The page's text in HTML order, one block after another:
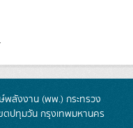
ลังงาน (พพ.) กระทรวง
ตปทุมวัน กรุงเทพมหานคร